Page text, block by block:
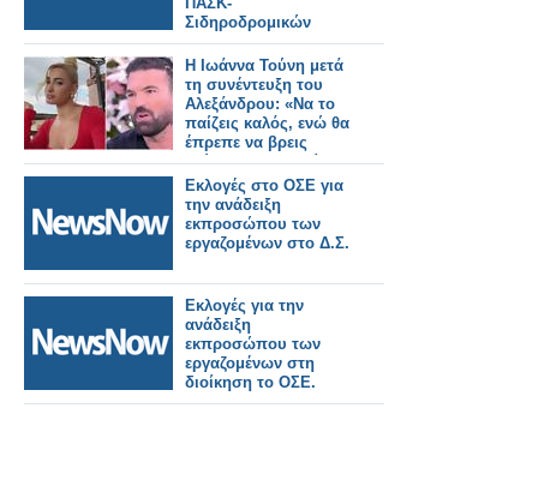
Σιδηροδρομικών
Η Ιωάννα Τούνη μετά
τη συνέντευξη του
Αλεξάνδρου: «Να το
παίζεις καλός, ενώ θα
έπρεπε να βρεις
τρύπα να κρυφτείς
μετά τις πράξεις σου»
Εκλογές στο ΟΣΕ για
την ανάδειξη
εκπροσώπου των
εργαζομένων στο Δ.Σ.
Εκλογές για την
ανάδειξη
εκπροσώπου των
εργαζομένων στη
διοίκηση το ΟΣΕ.